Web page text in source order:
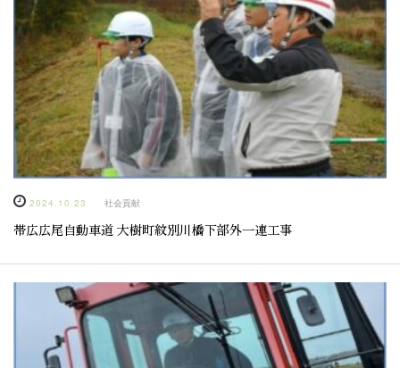
2024.10.23 社会貢献
帯広広尾自動車道 大樹町紋別川橋下部外一連工事